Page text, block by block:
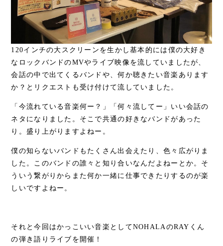
120インチの大スクリーンを生かし基本的には僕の大好き
なロックバンドのMVやライブ映像を流していましたが、
会話の中で出てくるバンドや、何か聴きたい音楽あります
か？とリクエストも受け付けて流していました。
「今流れている音楽何ー？」「何々流してー」いい会話の
ネタになりました。そこで共通の好きなバンドがあった
り。盛り上がりますよねー。
僕の知らないバンドもたくさん出会えたり、色々広がりま
した。このバンドの誰々と知り合いなんだよねーとか。そ
ういう繋がりからまた何か一緒に仕事できたりするのが楽
しいですよねー。
それと今回はかっこいい音楽としてNOHALAのRAYくん
の弾き語りライブを開催！